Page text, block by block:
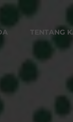
TENTANG